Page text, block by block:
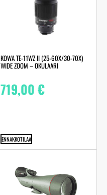
KOWA TE-11WZ II (25-60X/30-70X)
WIDE ZOOM – OKULAARI
719,00€
ENNAKKOTILAA